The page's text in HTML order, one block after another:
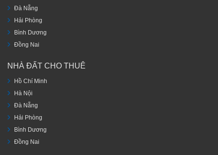
Đà Nẵng
Hải Phòng
Bình Dương
Đồng Nai
NHÀ ĐẤT CHO THUÊ
Hồ Chí Minh
Hà Nội
Đà Nẵng
Hải Phòng
Bình Dương
Đồng Nai